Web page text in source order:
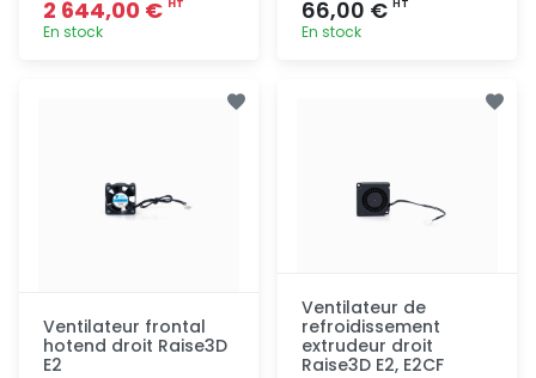
2 644,00 € HT
En stock
66,00 € HT
En stock
Ventilateur frontal
hotend droit Raise3D
E2
Ventilateur de
refroidissement
extrudeur droit
Raise3D E2, E2CF